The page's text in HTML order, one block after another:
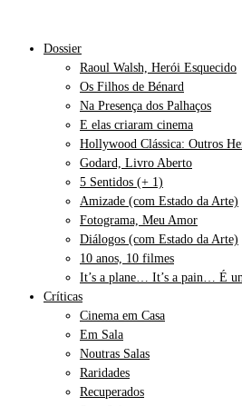
Dossier
Raoul Walsh, Herói Esquecido
Os Filhos de Bénard
Na Presença dos Palhaços
E elas criaram cinema
Hollywood Clássica: Outros
Godard, Livro Aberto
5 Sentidos (+ 1)
Amizade (com Estado da Arte)
Fotograma, Meu Amor
Diálogos (com Estado da Arte)
10 anos, 10 filmes
It’s a plane… It’s a pain… É
Críticas
Cinema em Casa
Em Sala
Noutras Salas
Raridades
Recuperados